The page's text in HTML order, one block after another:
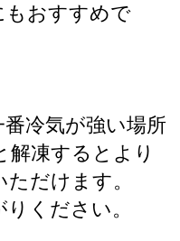
もおすすめで
冷気が強い場所
解凍するとより
だけます。
ください。